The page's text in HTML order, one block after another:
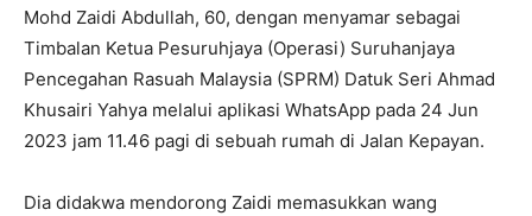
Mohd Zaidi Abdullah, 60, dengan menyamar sebagai
Timbalan Ketua Pesuruhjaya (Operasi) Suruhanjaya
Pencegahan Rasuah Malaysia (SPRM) Datuk Seri Ahmad
Khusairi Yahya melalui aplikasi WhatsApp pada 24 Jun
2023 jam 11.46 pagi di sebuah rumah di Jalan Kepayan.
Dia didakwa mendorong Zaidi memasukkan wang